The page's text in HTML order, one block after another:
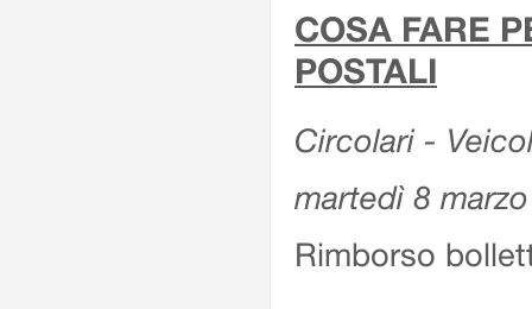
COSA FARE
POSTALI
Circolari -
martedì 8
Rimborso